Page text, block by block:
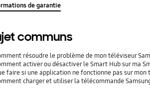
de garantie
communs
résoudre le problème de mon téléviseur
activer ou désactiver le Smart Hub sur ma
faire si une application ne fonctionne pas sur mon
charger et utiliser la télécommande